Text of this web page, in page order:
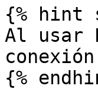
{% hint
Al usar
{%